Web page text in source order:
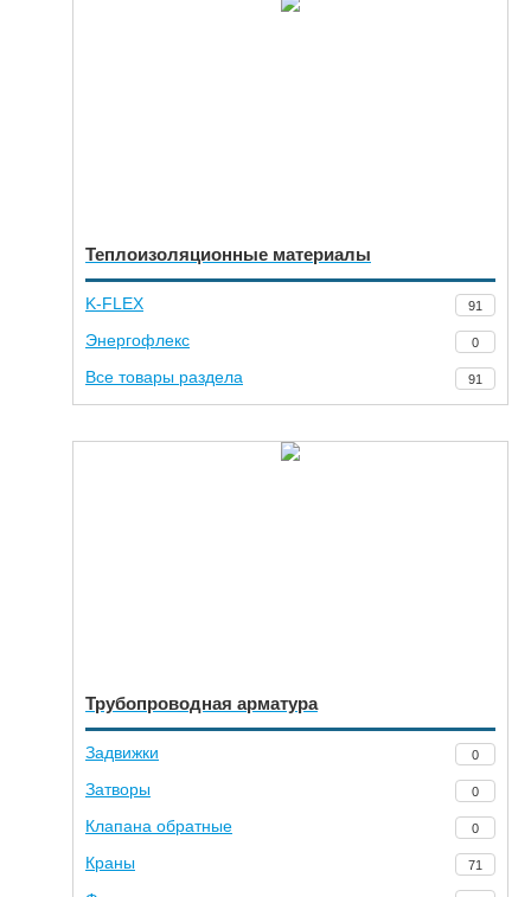
Теплоизоляционные материалы
K-FLEX 91
Энергофлекс 0
Все товары раздела 91
Трубопроводная арматура
Задвижки 0
Затворы 0
Клапана обратные 0
Краны 71